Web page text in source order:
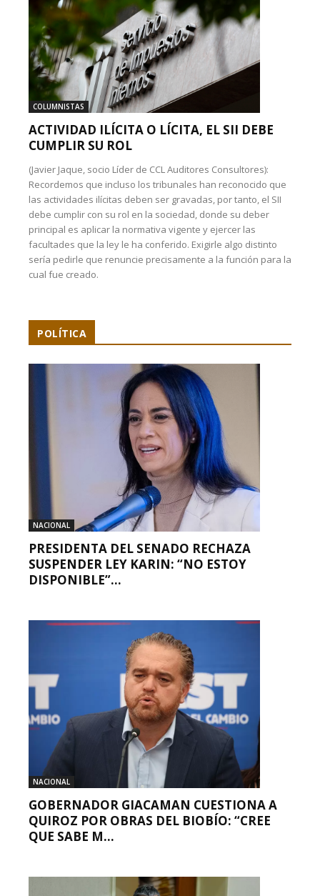
COLUMNISTAS
ACTIVIDAD ILÍCITA O LÍCITA, EL SII DEBE
CUMPLIR SU ROL
(Javier Jaque, socio Líder de CCL Auditores Consultores):
Recordemos que incluso los tribunales han reconocido que
las actividades ilícitas deben ser gravadas, por tanto, el SII
debe cumplir con su rol en la sociedad, donde su deber
principal es aplicar la normativa vigente y ejercer las
facultades que la ley le ha conferido. Exigirle algo distinto
sería pedirle que renuncie precisamente a la función para la
cual fue creado.
POLÍTICA
NACIONAL
PRESIDENTA DEL SENADO RECHAZA
SUSPENDER LEY KARIN: “NO ESTOY
DISPONIBLE”...
NACIONAL
GOBERNADOR GIACAMAN CUESTIONA A
QUIROZ POR OBRAS DEL BIOBÍO: “CREE
QUE SABE M...